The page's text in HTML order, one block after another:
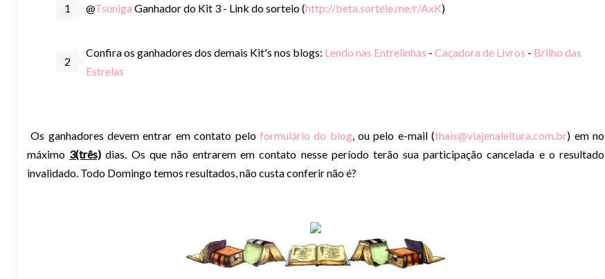
@Tsuniga Ganhador do Kit 3 - Link do sorteio (http://beta.sorteie.me/r/AxK)
Confira os ganhadores dos demais Kit's nos blogs: Lendo nas Entrelinhas - Caçadora de Livros - Brilho das
Estrelas
Os ganhadores devem entrar em contato pelo formulário do blog, ou pelo e-mail (thais@viajenaleitura.com.br) em no
máximo 3(três) dias. Os que não entrarem em contato nesse período terão sua participação cancelada e o resultado
invalidado. Todo Domingo temos resultados, não custa conferir não é?